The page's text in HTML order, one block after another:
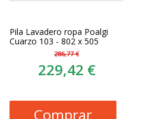
Pila Lavadero ropa Poalgi
Cuarzo 103 - 802 x 505
286,77 €
229,42 €
Comprar